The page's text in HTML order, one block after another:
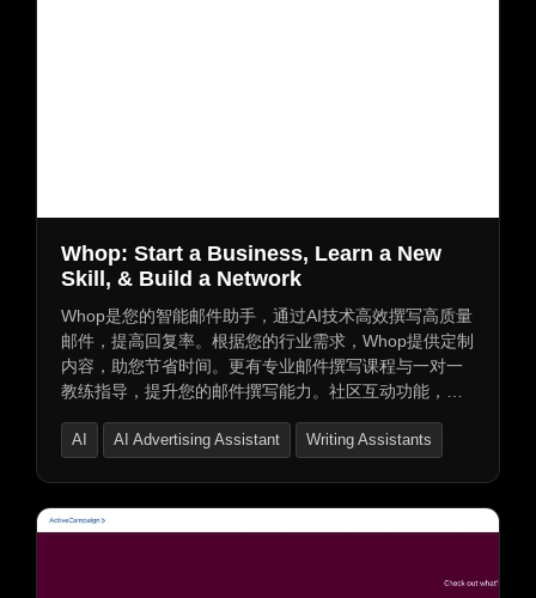
Whop: Start a Business, Learn a New
Skill, & Build a Network
Whop是您的智能邮件助手，通过AI技术高效撰写高质量
邮件，提高回复率。根据您的行业需求，Whop提供定制
内容，助您节省时间。更有专业邮件撰写课程与一对一
教练指导，提升您的邮件撰写能力。社区互动功能，让
邮件沟通更加高效、精准。
AI AI Advertising Assistant Writing Assistants